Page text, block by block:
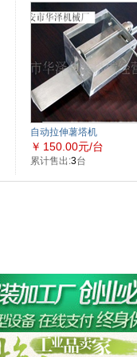
自动拉伸薯塔机
￥ 150.00元/台
累计售出:3台